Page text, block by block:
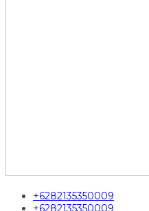
+6282135350009
+6282135350009